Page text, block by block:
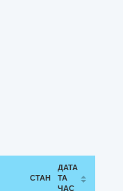
СТАН
ДАТА
ТА
ЧАС